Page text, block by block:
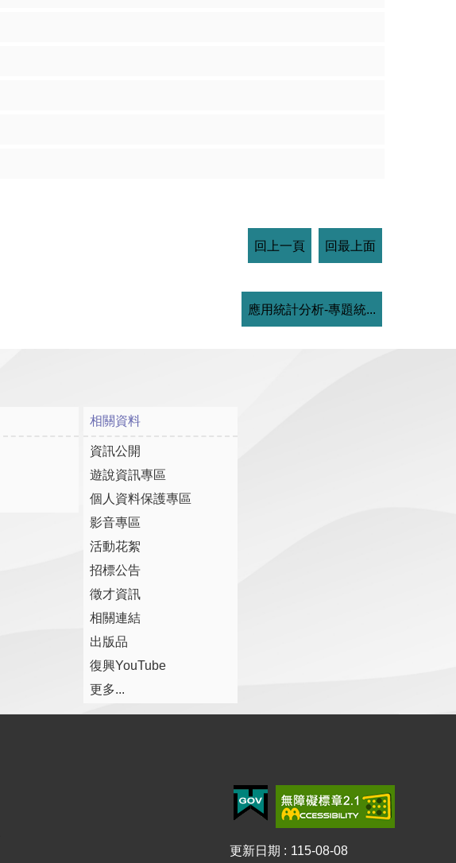
回上一頁 回最上面
應用統計分析-專題統...
相關資料
資訊公開
遊說資訊專區
個人資料保護專區
影音專區
活動花絮
招標公告
徵才資訊
相關連結
出版品
復興YouTube
更多...
更新日期 115-08-08